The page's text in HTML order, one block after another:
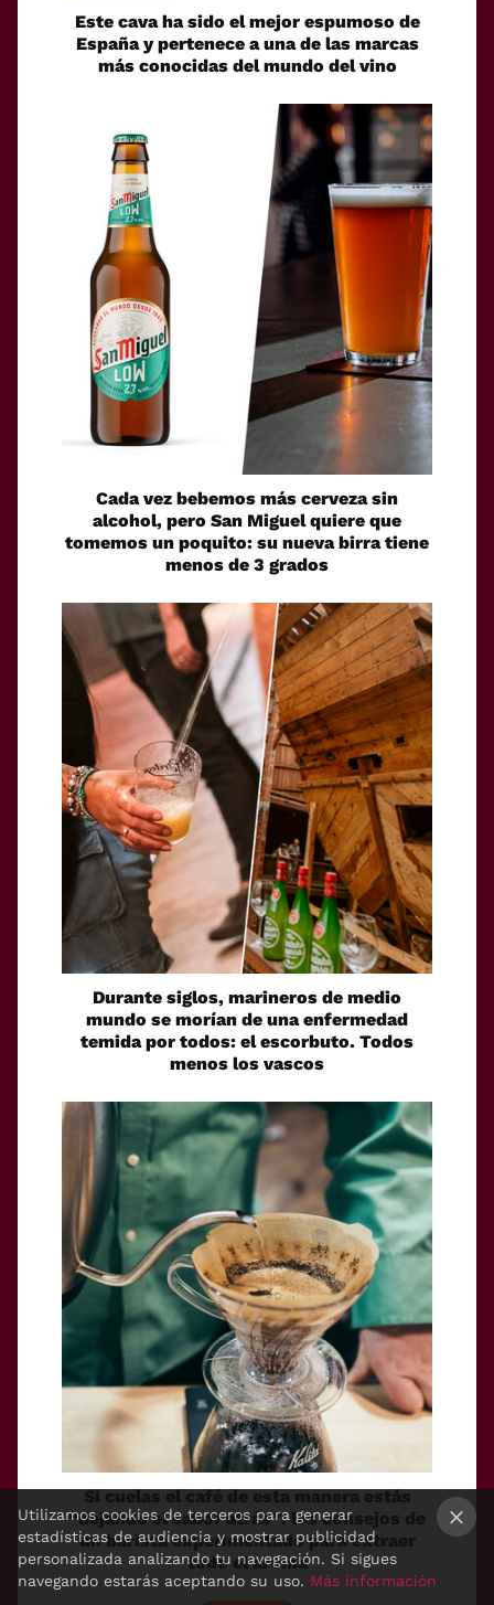
Este cava ha sido el mejor espumoso de
España y pertenece a una de las marcas
más conocidas del mundo del vino
Cada vez bebemos más cerveza sin
alcohol, pero San Miguel quiere que
tomemos un poquito: su nueva birra tiene
menos de 3 grados
Durante siglos, marineros de medio
mundo se morían de una enfermedad
temida por todos: el escorbuto. Todos
menos los vascos
Si cuelas el café de esta manera estás
“dejando el sabor atrás”: los consejos de
un barista experimentado para extraer
todo el aroma
Utilizamos cookies de terceros para generar
estadísticas de audiencia y mostrar publicidad
personalizada analizando tu navegación. Si sigues
navegando estarás aceptando su uso. Más información